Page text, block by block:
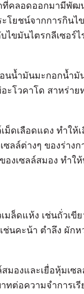
คลอดออกมามีพัฒ
โยชน์จากการกิน
ไขมันไตรกลีเซอร์ไ
น้ำมันมะกอกน้ำมั
โวคาโด สาหร่าย
ม็ดเลือดแดง ทำใ
ลล์ต่างๆ ของร่าง
องเซลล์สมอง ทำ
ล็ดแห้ง เช่นถั่วเขี
นคะน้า ตำลึง ผัก
มองและเยื่อหุ้มเซ
ต่อความจำการเ